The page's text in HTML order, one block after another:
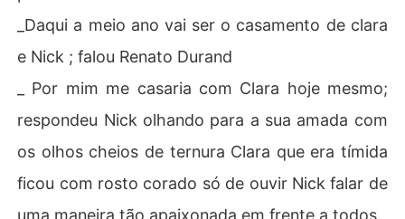
_Daqui a meio ano vai ser o casamento de clara
e Nick ; falou Renato Durand
_ Por mim me casaria com Clara hoje mesmo;
respondeu Nick olhando para a sua amada com
os olhos cheios de ternura Clara que era tímida
ficou com rosto corado só de ouvir Nick falar de
uma maneira tão apaixonada em frente a todos.